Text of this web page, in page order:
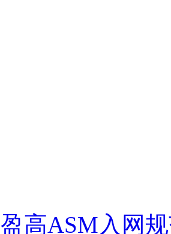
盈高ASM入网